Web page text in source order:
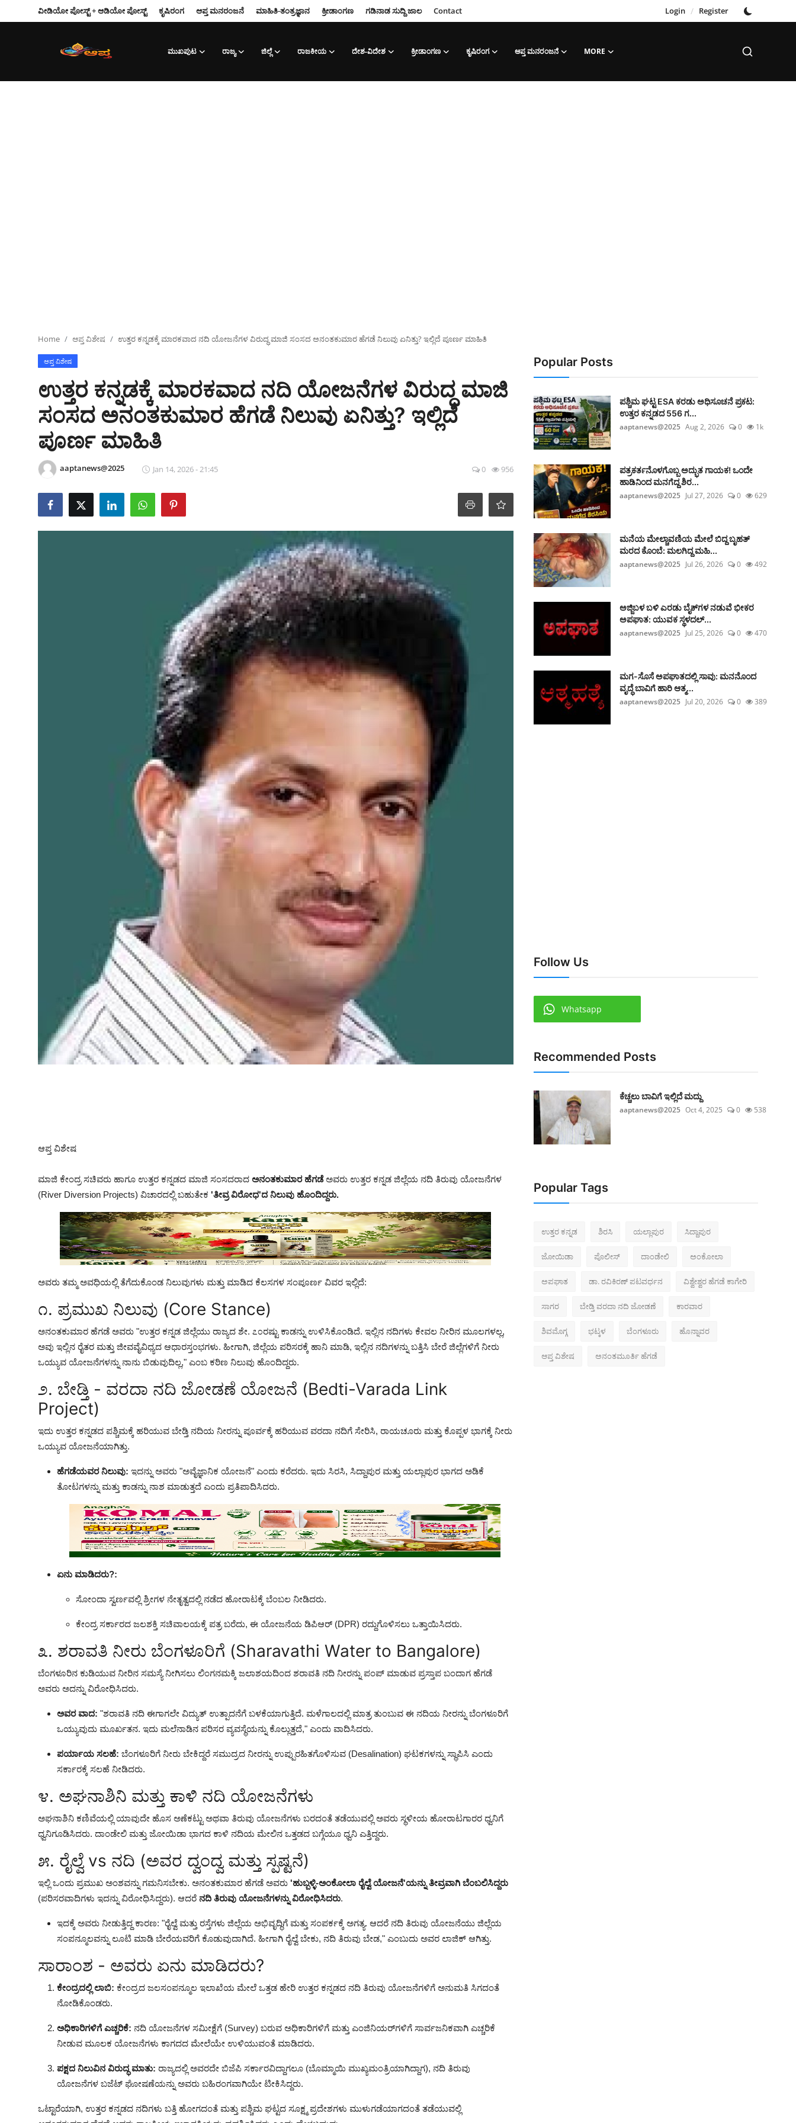
ವೀಡಿಯೋ ಪೋಸ್ಟ್ + ಆಡಿಯೋ ಪೋಸ್ಟ್ ಕೃಷಿರಂಗ ಆಪ್ತ‌ ಮನರಂಜನೆ ಮಾಹಿತಿ-ತಂತ್ರಜ್ಞಾನ ಕ್ರೀಡಾಂಗಣ ಗಡಿನಾಡ ಸುದ್ದಿ ಜಾಲ Contact Login / Register
ಮುಖಪುಟ ರಾಜ್ಯ ಜಿಲ್ಲೆ ರಾಜಕೀಯ ದೇಶ-ವಿದೇಶ ಕ್ರೀಡಾಂಗಣ ಕೃಷಿರಂಗ ಆಪ್ತ‌ ಮನರಂಜನೆ MORE
ರಾಜಕೀಯ
ದೇಶ-ವಿದೇಶ
Contact
ಕ್ರೀಡಾಂಗಣ
ಆಪ್ತ‌ ಮನರಂಜನೆ
Home ಆಪ್ತ ವಿಶೇಷ ಉತ್ತರ ಕನ್ನಡಕ್ಕೆ ಮಾರಕವಾದ ನದಿ ಯೋಜನೆಗಳ ವಿರುದ್ಧ ಮಾಜಿ ಸಂಸದ ಅನಂತಕುಮಾರ ಹೆಗಡೆ ನಿಲುವು ಏನಿತ್ತು? ಇಲ್ಲಿದೆ ಪೂರ್ಣ ಮಾಹಿತಿ
ಆಪ್ತ ವಿಶೇಷ
ಉತ್ತರ ಕನ್ನಡಕ್ಕೆ ಮಾರಕವಾದ ನದಿ ಯೋಜನೆಗಳ ವಿರುದ್ಧ ಮಾಜಿ
ಸಂಸದ ಅನಂತಕುಮಾರ ಹೆಗಡೆ ನಿಲುವು ಏನಿತ್ತು? ಇಲ್ಲಿದೆ
ಪೂರ್ಣ ಮಾಹಿತಿ
aaptanews@2025 Jan 14, 2026 - 21:45 0 956
ಆಪ್ತ ವಿಶೇಷ
ಮಾಜಿ ಕೇಂದ್ರ ಸಚಿವರು ಹಾಗೂ ಉತ್ತರ ಕನ್ನಡದ ಮಾಜಿ ಸಂಸದರಾದ ಅನಂತಕುಮಾರ ಹೆಗಡೆಅವರು ಉತ್ತರ ಕನ್ನಡ ಜಿಲ್ಲೆಯ ನದಿ ತಿರುವು ಯೋಜನೆಗಳ
(River Diversion Projects) ವಿಚಾರದಲ್ಲಿ ಬಹುತೇಕ 'ತೀವ್ರ ವಿರೋಧ'ದ ನಿಲುವು ಹೊಂದಿದ್ದರು.
ಅವರು ತಮ್ಮ ಅವಧಿಯಲ್ಲಿ ತೆಗೆದುಕೊಂಡ ನಿಲುವುಗಳು ಮತ್ತು ಮಾಡಿದ ಕೆಲಸಗಳ ಸಂಪೂರ್ಣ ವಿವರ ಇಲ್ಲಿದೆ:
೧. ಪ್ರಮುಖ ನಿಲುವು (Core Stance)
ಅನಂತಕುಮಾರ ಹೆಗಡೆ ಅವರು "ಉತ್ತರ ಕನ್ನಡ ಜಿಲ್ಲೆಯು ರಾಜ್ಯದ ಶೇ. ೭೦ರಷ್ಟು ಕಾಡನ್ನು ಉಳಿಸಿಕೊಂಡಿದೆ. ಇಲ್ಲಿನ ನದಿಗಳು ಕೇವಲ ನೀರಿನ ಮೂಲಗಳಲ್ಲ,
ಅವು ಇಲ್ಲಿನ ರೈತರ ಮತ್ತು ಜೀವವೈವಿಧ್ಯದ ಆಧಾರಸ್ತಂಭಗಳು. ಹೀಗಾಗಿ, ಜಿಲ್ಲೆಯ ಪರಿಸರಕ್ಕೆ ಹಾನಿ ಮಾಡಿ, ಇಲ್ಲಿನ ನದಿಗಳನ್ನು ಬತ್ತಿಸಿ ಬೇರೆ ಜಿಲ್ಲೆಗಳಿಗೆ ನೀರು
ಒಯ್ಯುವ ಯೋಜನೆಗಳನ್ನು ನಾನು ಬಿಡುವುದಿಲ್ಲ," ಎಂಬ ಕಠಿಣ ನಿಲುವು ಹೊಂದಿದ್ದರು.
೨. ಬೇಡ್ತಿ - ವರದಾ ನದಿ ಜೋಡಣೆ ಯೋಜನೆ (Bedti-Varada Link
Project)
ಇದು ಉತ್ತರ ಕನ್ನಡದ ಪಶ್ಚಿಮಕ್ಕೆ ಹರಿಯುವ ಬೇಡ್ತಿ ನದಿಯ ನೀರನ್ನು ಪೂರ್ವಕ್ಕೆ ಹರಿಯುವ ವರದಾ ನದಿಗೆ ಸೇರಿಸಿ, ರಾಯಚೂರು ಮತ್ತು ಕೊಪ್ಪಳ ಭಾಗಕ್ಕೆ ನೀರು
ಒಯ್ಯುವ ಯೋಜನೆಯಾಗಿತ್ತು.
ಹೆಗಡೆಯವರ ನಿಲುವು: ಇದನ್ನು ಅವರು "ಅವೈಜ್ಞಾನಿಕ ಯೋಜನೆ" ಎಂದು ಕರೆದರು. ಇದು ಸಿರಸಿ, ಸಿದ್ದಾಪುರ ಮತ್ತು ಯಲ್ಲಾಪುರ ಭಾಗದ ಅಡಿಕೆ
ತೋಟಗಳನ್ನು ಮತ್ತು ಕಾಡನ್ನು ನಾಶ ಮಾಡುತ್ತದೆ ಎಂದು ಪ್ರತಿಪಾದಿಸಿದರು.
ಏನು ಮಾಡಿದರು?:
ಸೋಂದಾ ಸ್ವರ್ಣವಲ್ಲಿ ಶ್ರೀಗಳ ನೇತೃತ್ವದಲ್ಲಿ ನಡೆದ ಹೋರಾಟಕ್ಕೆ ಬೆಂಬಲ ನೀಡಿದರು.
ಕೇಂದ್ರ ಸರ್ಕಾರದ ಜಲಶಕ್ತಿ ಸಚಿವಾಲಯಕ್ಕೆ ಪತ್ರ ಬರೆದು, ಈ ಯೋಜನೆಯ ಡಿಪಿಆರ್ (DPR) ರದ್ದುಗೊಳಿಸಲು ಒತ್ತಾಯಿಸಿದರು.
೩. ಶರಾವತಿ ನೀರು ಬೆಂಗಳೂರಿಗೆ (Sharavathi Water to Bangalore)
ಬೆಂಗಳೂರಿನ ಕುಡಿಯುವ ನೀರಿನ ಸಮಸ್ಯೆ ನೀಗಿಸಲು ಲಿಂಗನಮಕ್ಕಿ ಜಲಾಶಯದಿಂದ ಶರಾವತಿ ನದಿ ನೀರನ್ನು ಪಂಪ್ ಮಾಡುವ ಪ್ರಸ್ತಾಪ ಬಂದಾಗ ಹೆಗಡೆ
ಅವರು ಅದನ್ನು ವಿರೋಧಿಸಿದರು.
ಅವರ ವಾದ: "ಶರಾವತಿ ನದಿ ಈಗಾಗಲೇ ವಿದ್ಯುತ್ ಉತ್ಪಾದನೆಗೆ ಬಳಕೆಯಾಗುತ್ತಿದೆ. ಮಳೆಗಾಲದಲ್ಲಿ ಮಾತ್ರ ತುಂಬುವ ಈ ನದಿಯ ನೀರನ್ನು ಬೆಂಗಳೂರಿಗೆ
ಒಯ್ಯುವುದು ಮೂರ್ಖತನ. ಇದು ಮಲೆನಾಡಿನ ಪರಿಸರ ವ್ಯವಸ್ಥೆಯನ್ನು ಕೊಲ್ಲುತ್ತದೆ," ಎಂದು ವಾದಿಸಿದರು.
ಪರ್ಯಾಯ ಸಲಹೆ: ಬೆಂಗಳೂರಿಗೆ ನೀರು ಬೇಕಿದ್ದರೆ ಸಮುದ್ರದ ನೀರನ್ನು ಉಪ್ಪುರಹಿತಗೊಳಿಸುವ (Desalination) ಘಟಕಗಳನ್ನು ಸ್ಥಾಪಿಸಿ ಎಂದು
ಸರ್ಕಾರಕ್ಕೆ ಸಲಹೆ ನೀಡಿದರು.
೪. ಅಘನಾಶಿನಿ ಮತ್ತು ಕಾಳಿ ನದಿ ಯೋಜನೆಗಳು
ಅಘನಾಶಿನಿ ಕಣಿವೆಯಲ್ಲಿ ಯಾವುದೇ ಹೊಸ ಅಣೆಕಟ್ಟು ಅಥವಾ ತಿರುವು ಯೋಜನೆಗಳು ಬರದಂತೆ ತಡೆಯುವಲ್ಲಿ ಅವರು ಸ್ಥಳೀಯ ಹೋರಾಟಗಾರರ ಧ್ವನಿಗೆ
ಧ್ವನಿಗೂಡಿಸಿದರು. ದಾಂಡೇಲಿ ಮತ್ತು ಜೋಯಿಡಾ ಭಾಗದ ಕಾಳಿ ನದಿಯ ಮೇಲಿನ ಒತ್ತಡದ ಬಗ್ಗೆಯೂ ಧ್ವನಿ ಎತ್ತಿದ್ದರು.
೫. ರೈಲ್ವೆ vs ನದಿ (ಅವರ ದ್ವಂದ್ವ ಮತ್ತು ಸ್ಪಷ್ಟನೆ)
ಇಲ್ಲಿ ಒಂದು ಪ್ರಮುಖ ಅಂಶವನ್ನು ಗಮನಿಸಬೇಕು. ಅನಂತಕುಮಾರ ಹೆಗಡೆ ಅವರು 'ಹುಬ್ಬಳ್ಳಿ-ಅಂಕೋಲಾ ರೈಲ್ವೆ ಯೋಜನೆ'ಯನ್ನು ತೀವ್ರವಾಗಿ ಬೆಂಬಲಿಸಿದ್ದರು
(ಪರಿಸರವಾದಿಗಳು ಇದನ್ನು ವಿರೋಧಿಸಿದ್ದರು). ಆದರೆ ನದಿ ತಿರುವು ಯೋಜನೆಗಳನ್ನು ವಿರೋಧಿಸಿದರು.
ಇದಕ್ಕೆ ಅವರು ನೀಡುತ್ತಿದ್ದ ಕಾರಣ: "ರೈಲ್ವೆ ಮತ್ತು ರಸ್ತೆಗಳು ಜಿಲ್ಲೆಯ ಅಭಿವೃದ್ಧಿಗೆ ಮತ್ತು ಸಂಪರ್ಕಕ್ಕೆ ಅಗತ್ಯ. ಆದರೆ ನದಿ ತಿರುವು ಯೋಜನೆಯು ಜಿಲ್ಲೆಯ
ಸಂಪನ್ಮೂಲವನ್ನು ಲೂಟಿ ಮಾಡಿ ಬೇರೆಯವರಿಗೆ ಕೊಡುವುದಾಗಿದೆ. ಹೀಗಾಗಿ ರೈಲ್ವೆ ಬೇಕು, ನದಿ ತಿರುವು ಬೇಡ," ಎಂಬುದು ಅವರ ಲಾಜಿಕ್ ಆಗಿತ್ತು.
ಸಾರಾಂಶ - ಅವರು ಏನು ಮಾಡಿದರು?
ಕೇಂದ್ರದಲ್ಲಿ ಲಾಬಿ: ಕೇಂದ್ರದ ಜಲಸಂಪನ್ಮೂಲ ಇಲಾಖೆಯ ಮೇಲೆ ಒತ್ತಡ ಹೇರಿ ಉತ್ತರ ಕನ್ನಡದ ನದಿ ತಿರುವು ಯೋಜನೆಗಳಿಗೆ ಅನುಮತಿ ಸಿಗದಂತೆ
ನೋಡಿಕೊಂಡರು.
ಅಧಿಕಾರಿಗಳಿಗೆ ಎಚ್ಚರಿಕೆ: ನದಿ ಯೋಜನೆಗಳ ಸಮೀಕ್ಷೆಗೆ (Survey) ಬರುವ ಅಧಿಕಾರಿಗಳಿಗೆ ಮತ್ತು ಎಂಜಿನಿಯರ್‌ಗಳಿಗೆ ಸಾರ್ವಜನಿಕವಾಗಿ ಎಚ್ಚರಿಕೆ
ನೀಡುವ ಮೂಲಕ ಯೋಜನೆಗಳು ಕಾಗದದ ಮೇಲೆಯೇ ಉಳಿಯುವಂತೆ ಮಾಡಿದರು.
ಪಕ್ಷದ ನಿಲುವಿನ ವಿರುದ್ಧ ಮಾತು: ರಾಜ್ಯದಲ್ಲಿ ಅವರದೇ ಬಿಜೆಪಿ ಸರ್ಕಾರವಿದ್ದಾಗಲೂ (ಬೊಮ್ಮಾಯಿ ಮುಖ್ಯಮಂತ್ರಿಯಾಗಿದ್ದಾಗ), ನದಿ ತಿರುವು
ಯೋಜನೆಗಳ ಬಜೆಟ್ ಘೋಷಣೆಯನ್ನು ಅವರು ಬಹಿರಂಗವಾಗಿಯೇ ಟೀಕಿಸಿದ್ದರು.
ಒಟ್ಟಾರೆಯಾಗಿ, ಉತ್ತರ ಕನ್ನಡದ ನದಿಗಳು ಬತ್ತಿ ಹೋಗದಂತೆ ಮತ್ತು ಪಶ್ಚಿಮ ಘಟ್ಟದ ಸೂಕ್ಷ್ಮ ಪ್ರದೇಶಗಳು ಮುಳುಗಡೆಯಾಗದಂತೆ ತಡೆಯುವಲ್ಲಿ
Popular Posts
ಪಶ್ಚಿಮ ಘಟ್ಟ ESA ಕರಡು ಅಧಿಸೂಚನೆ ಪ್ರಕಟ:
ಉತ್ತರ ಕನ್ನಡದ 556 ಗ...
aaptanews@2025 Aug 2, 2026 0 1k
ಪತ್ರಕರ್ತನೊಳಗೊಬ್ಬ ಅದ್ಭುತ ಗಾಯಕ! ಒಂದೇ
ಹಾಡಿನಿಂದ ಮನಗೆದ್ದ ಶಿರ...
aaptanews@2025 Jul 27, 2026 0 629
ಮನೆಯ ಮೇಲ್ಚಾವಣಿಯ ಮೇಲೆ ಬಿದ್ದ ಬೃಹತ್
ಮರದ ಕೊಂಬೆ: ಮಲಗಿದ್ದ ಮಹಿ...
aaptanews@2025 Jul 26, 2026 0 492
ಅಜ್ಜಿಬಳ ಬಳಿ ಎರಡು ಬೈಕ್‌ಗಳ ನಡುವೆ ಭೀಕರ
ಅಪಘಾತ: ಯುವಕ ಸ್ಥಳದಲ್...
aaptanews@2025 Jul 25, 2026 0 470
ಮಗ-ಸೊಸೆ ಅಪಘಾತದಲ್ಲಿ ಸಾವು: ಮನನೊಂದ
ವೃದ್ಧೆ ಬಾವಿಗೆ ಹಾರಿ ಆತ್ಮ...
aaptanews@2025 Jul 20, 2026 0 389
Follow Us
Whatsapp
Recommended Posts
ಕೆಚ್ಚಲು ಬಾವಿಗೆ ಇಲ್ಲಿದೆ ಮದ್ದು
aaptanews@2025 Oct 4, 2025 0 538
Popular Tags
ಉತ್ತರ ಕನ್ನಡ ಶಿರಸಿ ಯಲ್ಲಾಪುರ ಸಿದ್ದಾಪುರ
ಜೋಯಿಡಾ ಪೊಲೀಸ್‌ ದಾಂಡೇಲಿ ಅಂಕೋಲಾ
ಅಪಘಾತ ಡಾ. ರವಿಕಿರಣ್ ಪಟವರ್ಧನ ವಿಶ್ವೇಶ್ವರ ಹೆಗಡೆ ಕಾಗೇರಿ
ಸಾಗರ ಬೇಡ್ತಿ ವರದಾ ನದಿ ಜೋಡಣೆ ಕಾರವಾರ
ಶಿವಮೊಗ್ಗ ಭಟ್ಕಳ ಬೆಂಗಳೂರು ಹೊನ್ನಾವರ
ಆಪ್ತ ವಿಶೇಷ ಅನಂತಮೂರ್ತಿ ಹೆಗಡೆ